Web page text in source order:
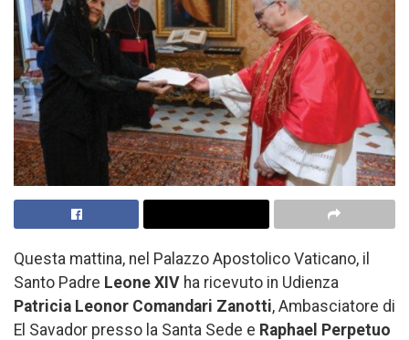
Questa mattina, nel Palazzo Apostolico Vaticano, il
Santo Padre Leone XIV ha ricevuto in Udienza
Patricia Leonor Comandari Zanotti, Ambasciatore di
El Savador presso la Santa Sede e Raphael Perpetuo